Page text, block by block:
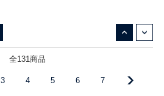
全131商品
3 4 5 6 7